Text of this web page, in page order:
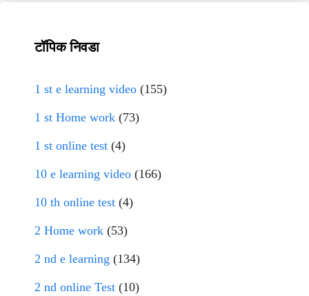
टॉपिक निवडा
1 st e learning video (155)
1 st Home work (73)
1 st online test (4)
10 e learning video (166)
10 th online test (4)
2 Home work (53)
2 nd e learning (134)
2 nd online Test (10)